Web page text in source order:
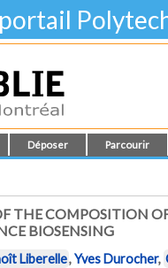
Déposer Parcourir
THE COMPOSITION
BIOSENSING
Liberelle,Yves Durocher,